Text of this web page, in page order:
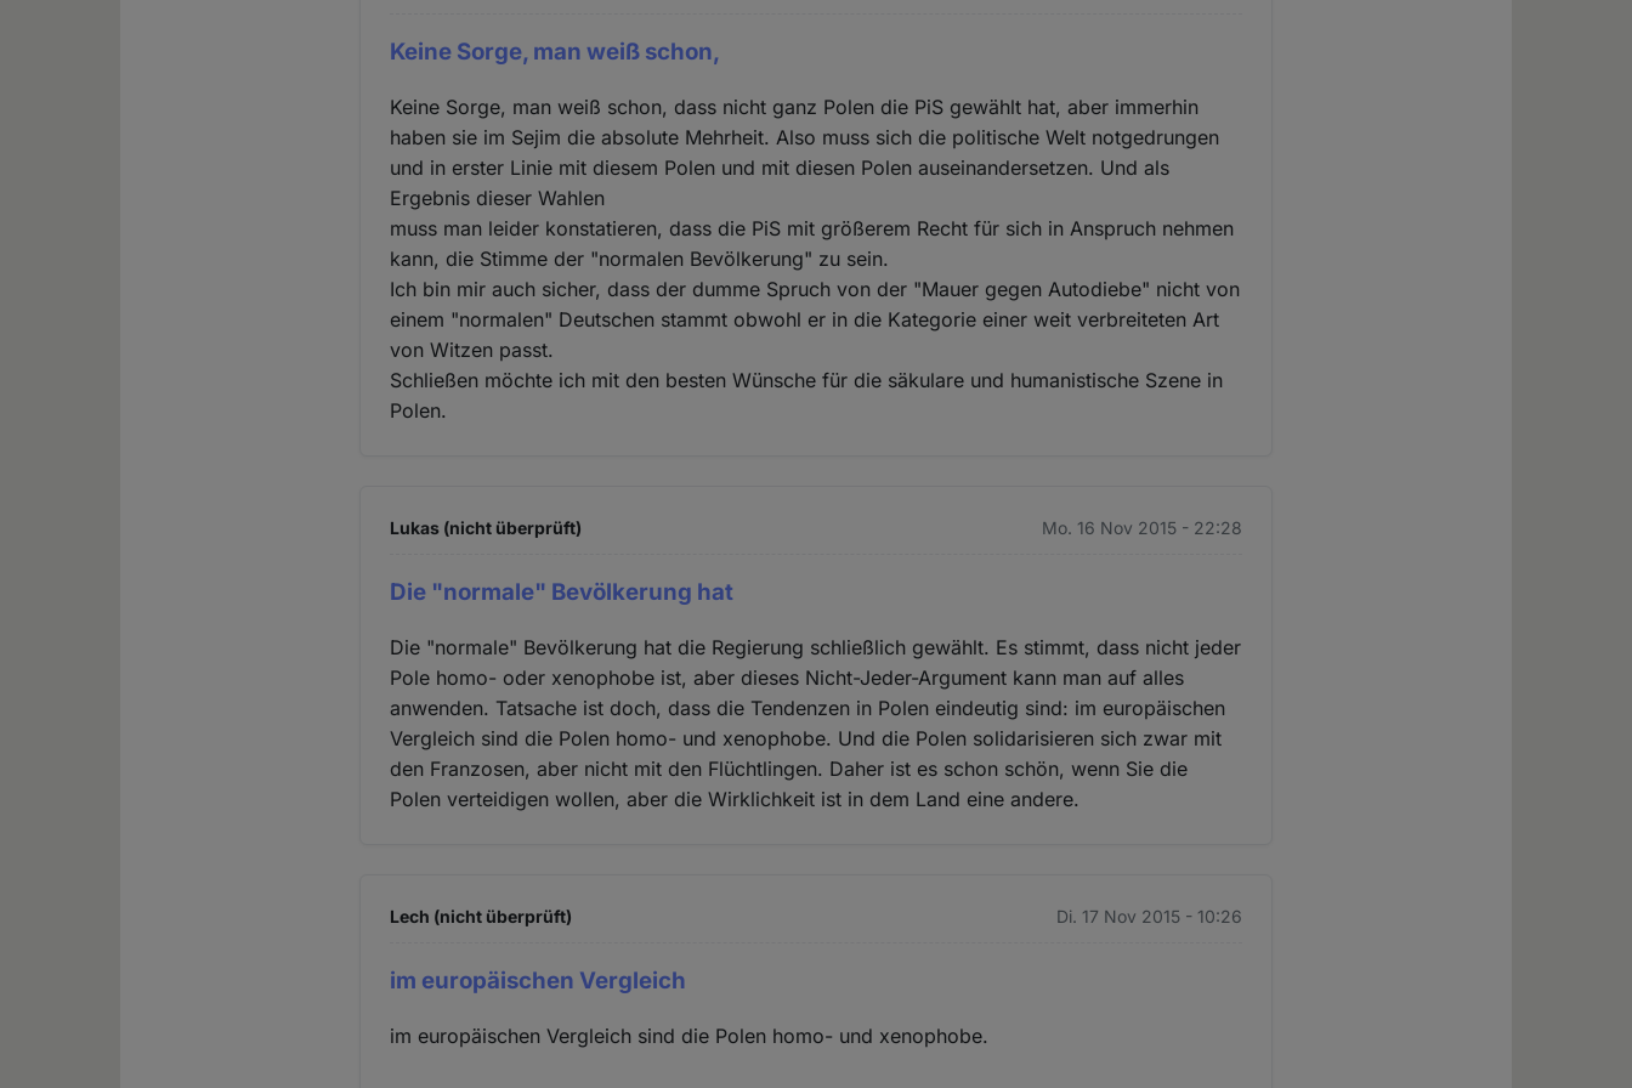
Keine Sorge, man weiß schon,
Keine Sorge, man weiß schon, dass nicht ganz Polen die PiS gewählt hat, aber immerhin
haben sie im Sejim die absolute Mehrheit. Also muss sich die politische Welt notgedrungen
und in erster Linie mit diesem Polen und mit diesen Polen auseinandersetzen. Und als
Ergebnis dieser Wahlen
muss man leider konstatieren, dass die PiS mit größerem Recht für sich in Anspruch nehmen
kann, die Stimme der "normalen Bevölkerung" zu sein.
Ich bin mir auch sicher, dass der dumme Spruch von der "Mauer gegen Autodiebe" nicht von
einem "normalen" Deutschen stammt obwohl er in die Kategorie einer weit verbreiteten Art
von Witzen passt.
Schließen möchte ich mit den besten Wünsche für die säkulare und humanistische Szene in
Polen.
Lukas (nicht überprüft) Mo. 16 Nov 2015 - 22:28
Die "normale" Bevölkerung hat
Die "normale" Bevölkerung hat die Regierung schließlich gewählt. Es stimmt, dass nicht jeder
Pole homo- oder xenophobe ist, aber dieses Nicht-Jeder-Argument kann man auf alles
anwenden. Tatsache ist doch, dass die Tendenzen in Polen eindeutig sind: im europäischen
Vergleich sind die Polen homo- und xenophobe. Und die Polen solidarisieren sich zwar mit
den Franzosen, aber nicht mit den Flüchtlingen. Daher ist es schon schön, wenn Sie die
Polen verteidigen wollen, aber die Wirklichkeit ist in dem Land eine andere.
Lech (nicht überprüft) Di. 17 Nov 2015 - 10:26
im europäischen Vergleich
im europäischen Vergleich sind die Polen homo- und xenophobe.